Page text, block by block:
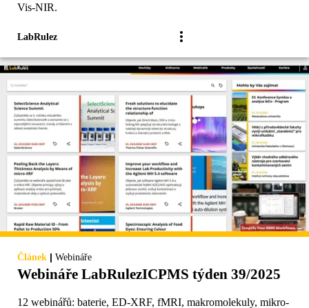
Vis-NIR.
LabRulez
Článek | Webináře
Webináře LabRulezICPMS týden 39/2025
12 webinářů: baterie, ED-XRF, fMRI, makromolekuly, mikro-